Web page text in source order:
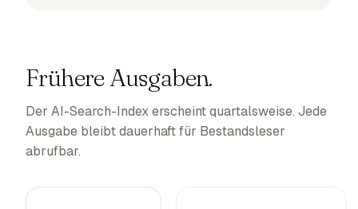
Frühere Ausgaben.
Der AI-Search-Index erscheint quartalsweise. Jede
Ausgabe bleibt dauerhaft für Bestandsleser
abrufbar.